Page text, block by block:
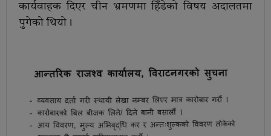
कार्यवाहक दिएर चीन भ्रमणमा हिँडेको विषय अदालतमा
पुगेको थियो।